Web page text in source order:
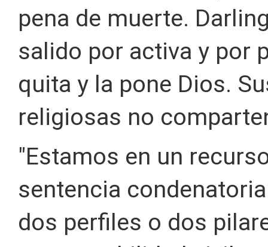
pena de muerte.
salido por activa y por
quita y la pone Dios.
religiosas no
"Estamos en un
sentencia
dos perfiles o dos